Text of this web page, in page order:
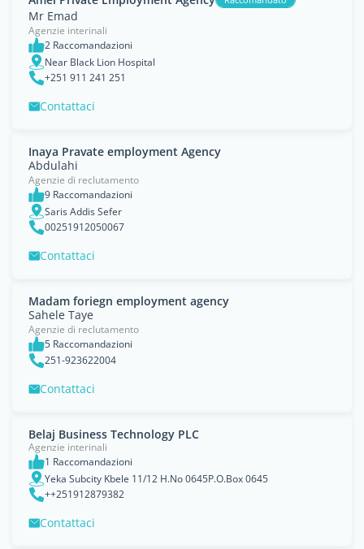
Mr Emad
Agenzie interinali
2 Raccomandazioni
Near Black Lion Hospital
+251 911 241 251
Contattaci
Inaya Pravate employment Agency
Abdulahi
Agenzie di reclutamento
9 Raccomandazioni
Saris Addis Sefer
00251912050067
Contattaci
Madam foriegn employment agency
Sahele Taye
Agenzie di reclutamento
5 Raccomandazioni
251-923622004
Contattaci
Belaj Business Technology PLC
Agenzie interinali
1 Raccomandazioni
Yeka Subcity Kbele 11/12 H.No 0645P.O.Box 0645
++251912879382
Contattaci